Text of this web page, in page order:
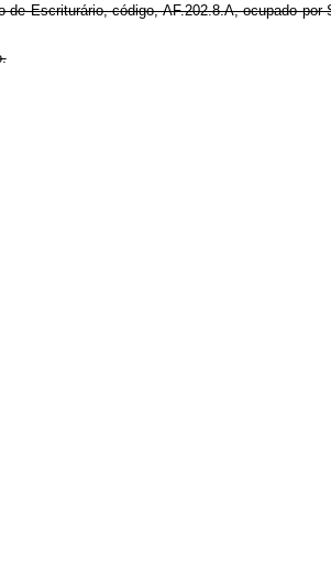
Escriturário, código, AF.202.8.A, ocupado